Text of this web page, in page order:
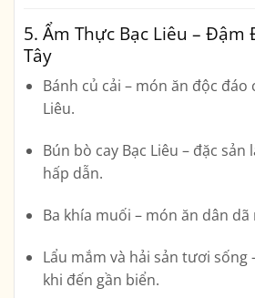
5. Ẩm Thực Bạc Liêu –
Tây
Bánh củ cải – món ăn độc đáo
Liêu.
Bún bò cay Bạc Liêu – đặc sản
hấp dẫn.
Ba khía muối – món ăn dân
Lẩu mắm và hải sản tươi sống
khi đến gần biển.